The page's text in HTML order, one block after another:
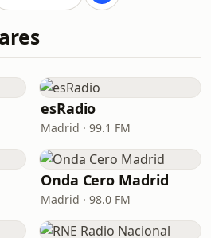
esRadio
Madrid · 99.1 FM
Onda Cero Madrid
Madrid · 98.0 FM